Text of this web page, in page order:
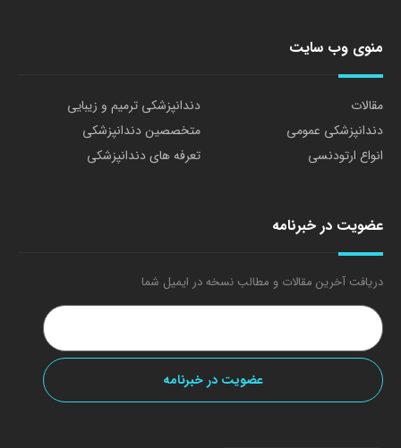
منوی وب سایت
مقالات
دندانپزشکی ترمیم و زیبایی
دندانپزشکی عمومی
متخصصین دندانپزشکی
انواع ارتودنسی
تعرفه های دندانپزشکی
عضویت در خبرنامه
دریافت آخرین مقالات و مطالب نسخه در ایمیل شما